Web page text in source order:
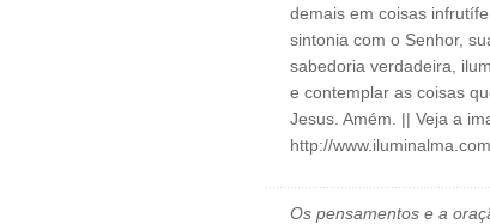
demais em coisas
sintonia com o Senhor,
sabedoria verdadeira,
e contemplar as coisas
Jesus. Amém. || Veja a
http://
Os pensamentos e a